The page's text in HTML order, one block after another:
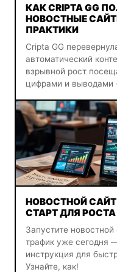
КАК CRIPTA GG
НОВОСТНЫЕ
ПРАКТИКИ
Cripta GG
автоматический
взрывной рост
цифрами и выводами
НОВОСТНОЙ
СТАРТ ДЛЯ
Запустите
трафик уже сегодня
инструкция для
Узнайте, как!